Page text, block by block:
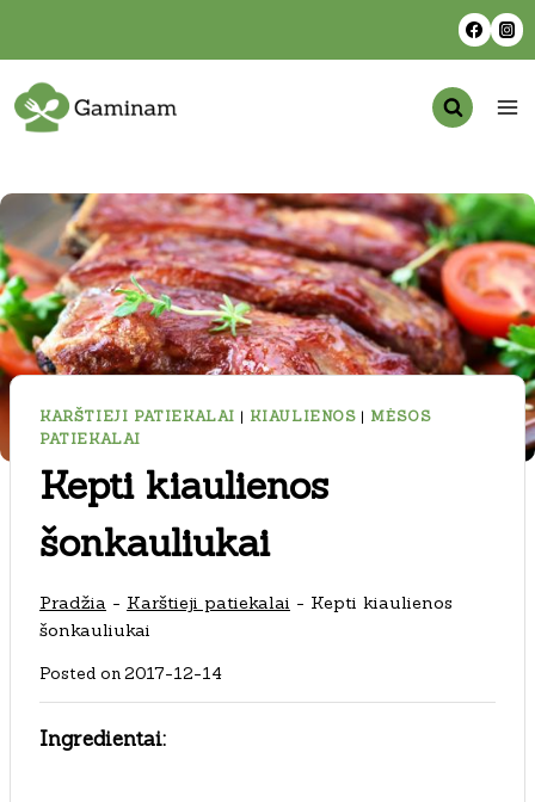
content
KARŠTIEJI PATIEKALAI | KIAULIENOS | MĖSOS
PATIEKALAI
Kepti kiaulienos
šonkauliukai
Pradžia - Karštieji patiekalai - Kepti kiaulienos
šonkauliukai
Posted on2017-12-14
Ingredientai: